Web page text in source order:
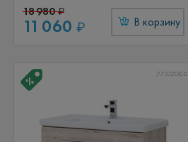
18 980₽
11 060 ₽ В корзину
77.0206D